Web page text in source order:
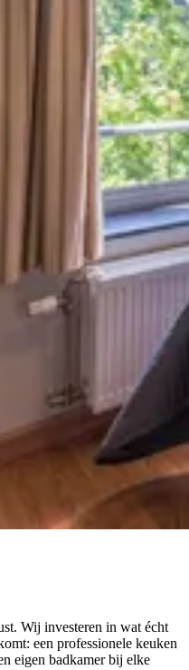
Wij investeren in wat écht
een professionele keuken
eigen badkamer bij elke